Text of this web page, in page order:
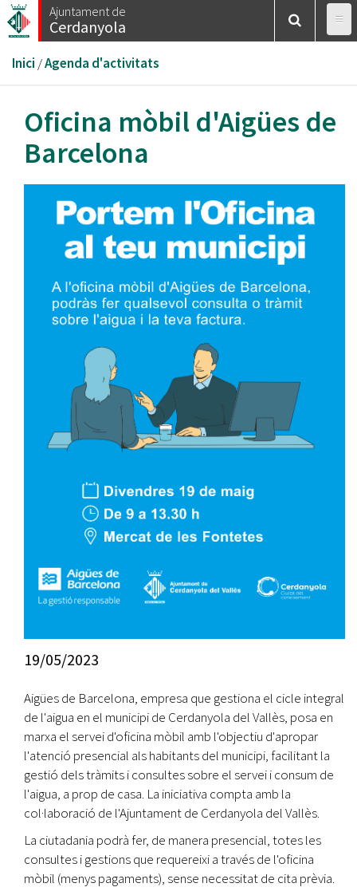
Vés
al
Ajuntament de
Cerdanyola
Esteu
aquí
Inici /Agenda d'activitats
Oficina mòbil d'Aigües de
Barcelona
19/05/2023
Aigües de Barcelona, empresa que gestiona el cicle integral
de l'aigua en el municipi de Cerdanyola del Vallès, posa en
marxa el servei d'oficina mòbil amb l'objectiu d'apropar
l'atenció presencial als habitants del municipi, facilitant la
gestió dels tràmits i consultes sobre el servei i consum de
l'aigua, a prop de casa. La iniciativa compta amb la
col·laboració de l'Ajuntament de Cerdanyola del Vallès.
La ciutadania podrà fer, de manera presencial, totes les
consultes i gestions que requereixi a través de l'oficina
mòbil (menys pagaments), sense necessitat de cita prèvia.